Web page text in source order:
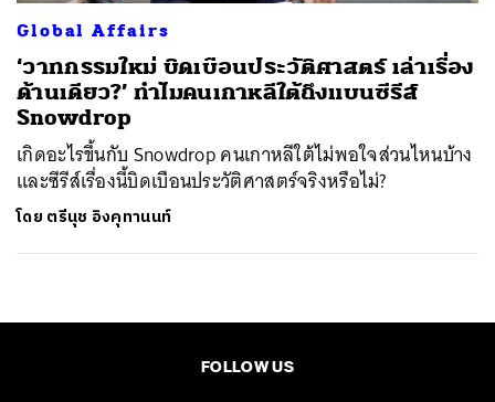
Global Affairs
‘วาทกรรมใหม่ บิดเบือนประวัติศาสตร์ เล่าเรื่อง
ด้านเดียว?’ ทำไมคนเกาหลีใต้ถึงแบนซีรีส์
Snowdrop
เกิดอะไรขึ้นกับ Snowdrop คนเกาหลีใต้ไม่พอใจส่วนไหนบ้าง
และซีรีส์เรื่องนี้บิดเบือนประวัติศาสตร์จริงหรือไม่?
โดย ตรีนุช อิงคุทานนท์
FOLLOW US